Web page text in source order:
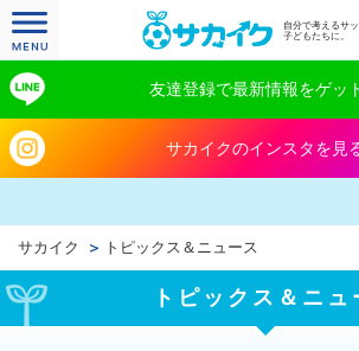
自分で考えるサ
子どもたちに。
友達登録で最新情報をゲッ
サカイクのインスタを見
サカイク トピックス＆ニュース
トピックス＆ニュ